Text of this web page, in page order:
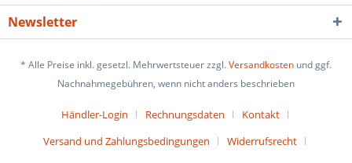
Newsletter
* Alle Preise inkl. gesetzl. Mehrwertsteuer zzgl.Versandkosten und ggf.
Nachnahmegebühren, wenn nicht anders beschrieben
Händler-Login Rechnungsdaten
Kontakt
Versand und Zahlungsbedingungen
Widerrufsrecht